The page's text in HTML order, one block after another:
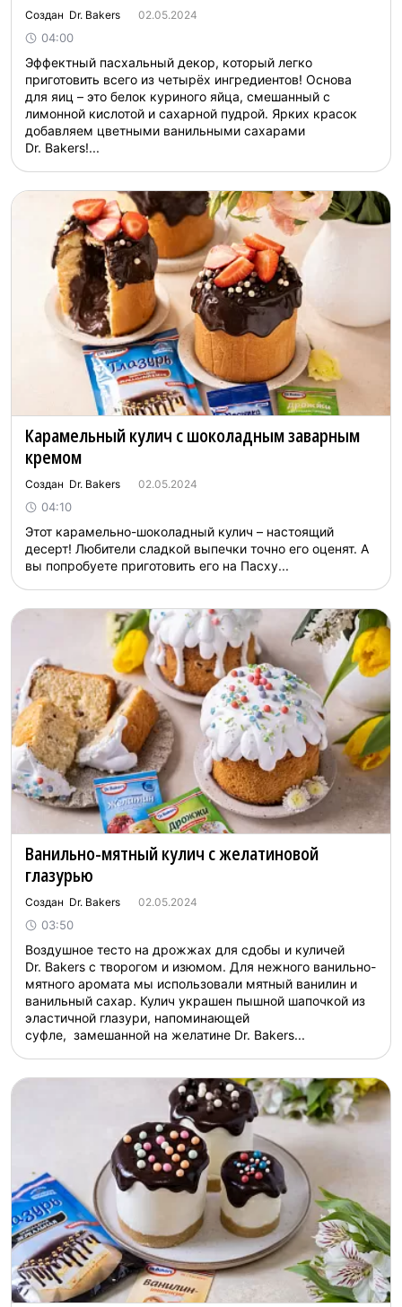
Создан Dr. Bakers 02.05.2024
04:00
Эффектный пасхальный декор, который легко
приготовить всего из четырёх ингредиентов! Основа
для яиц – это белок куриного яйца, смешанный с
лимонной кислотой и сахарной пудрой. Ярких красок
добавляем цветными ванильными сахарами
Dr. Bakers!...
Карамельный кулич с шоколадным заварным
кремом
Создан Dr. Bakers 02.05.2024
04:10
Этот карамельно-шоколадный кулич – настоящий
десерт! Любители сладкой выпечки точно его оценят. А
вы попробуете приготовить его на Пасху...
Ванильно-мятный кулич с желатиновой
глазурью
Создан Dr. Bakers 02.05.2024
03:50
Воздушное тесто на дрожжах для сдобы и куличей
Dr. Bakers с творогом и изюмом. Для нежного ванильно-
мятного аромата мы использовали мятный ванилин и
ванильный сахар. Кулич украшен пышной шапочкой из
эластичной глазури, напоминающей
суфле, замешанной на желатине Dr. Bakers...